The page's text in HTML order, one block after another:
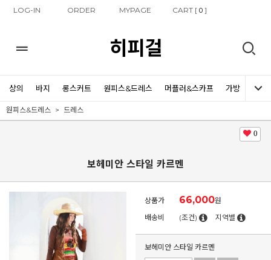
LOG-IN ORDER MYPAGE CART [0 ]
히피걸
상의 바지 롱스커트 원피스&드레스 머플러&스카프 가방 신발
원피스&드레스 드레스
0
보헤미안 스타일 카르멘
상품가 66,000원
배송비
(조건) 지역별
보헤미안 스타일 카르멘